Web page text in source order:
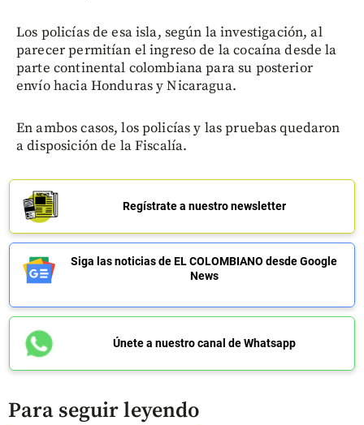
Los policías de esa isla, según la investigación, al
parecer permitían el ingreso de la cocaína desde la
parte continental colombiana para su posterior
envío hacia Honduras y Nicaragua.
En ambos casos, los policías y las pruebas quedaron
a disposición de la Fiscalía.
Regístrate a nuestro newsletter
Siga las noticias de EL COLOMBIANO desde Google
News
Únete a nuestro canal de Whatsapp
Para seguir leyendo